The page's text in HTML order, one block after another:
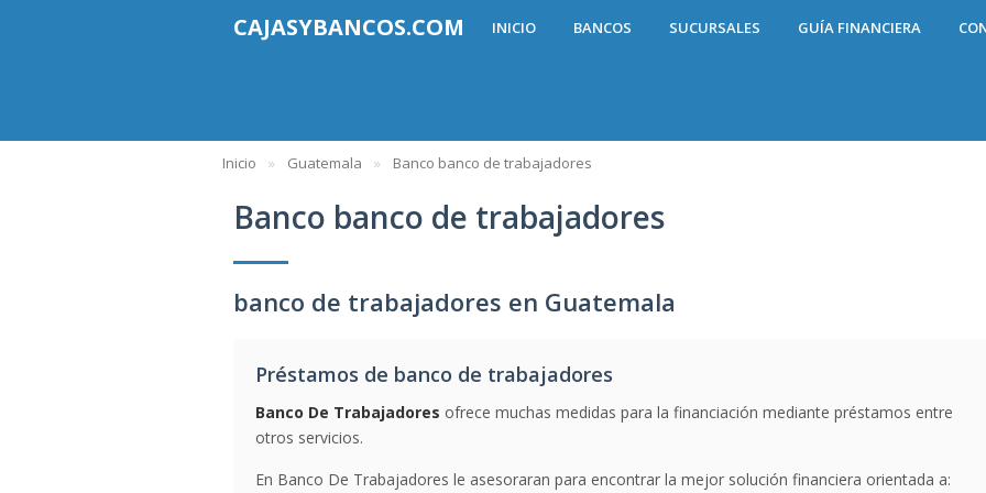
CAJASYBANCOS.COM INICIO BANCOS SUCURSALES GUÍA FINANCIERA
Inicio Guatemala Banco banco de trabajadores
Banco banco de trabajadores
banco de trabajadores en Guatemala
Préstamos de banco de trabajadores
Banco De Trabajadores ofrece muchas medidas para la financiación mediante préstamos entre
otros servicios.
En Banco De Trabajadores le asesoraran para encontrar la mejor solución financiera orientada a: